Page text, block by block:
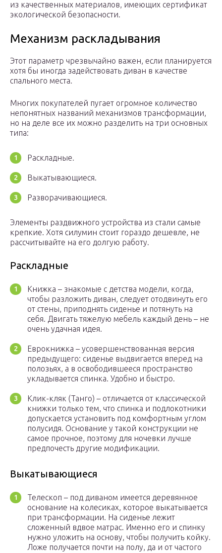
из качественных материалов, имеющих сертификат
экологической безопасности.
Механизм раскладывания
Этот параметр чрезвычайно важен, если планируется
хотя бы иногда задействовать диван в качестве
спального места.
Многих покупателей пугает огромное количество
непонятных названий механизмов трансформации,
но на деле все их можно разделить на три основных
типа:
Раскладные.
Выкатывающиеся.
Разворачивающиеся.
Элементы раздвижного устройства из стали самые
крепкие. Хотя силумин стоит гораздо дешевле, не
рассчитывайте на его долгую работу.
Раскладные
Книжка – знакомые с детства модели, когда,
чтобы разложить диван, следует отодвинуть его
от стены, приподнять сиденье и потянуть на
себя. Двигать тяжелую мебель каждый день – не
очень удачная идея.
Еврокнижка – усовершенствованная версия
предыдущего: сиденье выдвигается вперед на
полозьях, а в освободившееся пространство
укладывается спинка. Удобно и быстро.
Клик-кляк (Танго) – отличается от классической
книжки только тем, что спинка и подлокотники
допускается установить под комфортным углом
полусидя. Основание у такой конструкции не
самое прочное, поэтому для ночевки лучше
предпочесть другие модификации.
Выкатывающиеся
Телескоп – под диваном имеется деревянное
основание на колесиках, которое выкатывается
при трансформации. На сиденье лежит
сложенный вдвое матрас. Именно его и спинку
нужно уложить на основу, чтобы получить койку.
Ложе получается почти на полу, да и от частого